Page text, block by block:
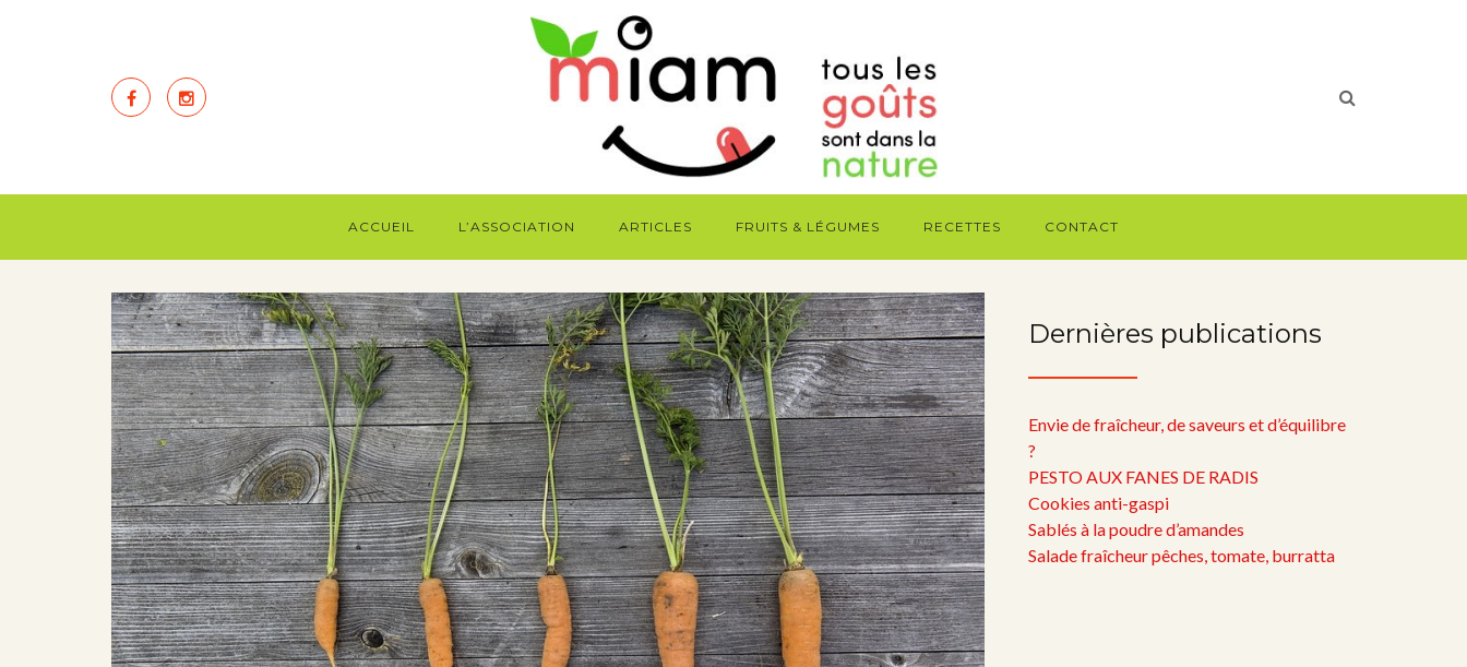
ACCUEIL L’ASSOCIATION ARTICLES FRUITS & LÉGUMES RECETTES CONTACT
Dernières publications
Envie de fraîcheur, de saveurs et d’équilibre
?
PESTO AUX FANES DE RADIS
Cookies anti-gaspi
Sablés à la poudre d’amandes
Salade fraîcheur pêches, tomate, burratta